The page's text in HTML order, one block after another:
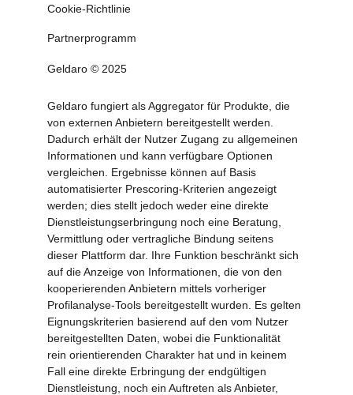
Geldaro fungiert als Aggregator für Produkte, die
von externen Anbietern bereitgestellt werden.
Dadurch erhält der Nutzer Zugang zu allgemeinen
Informationen und kann verfügbare Optionen
vergleichen. Ergebnisse können auf Basis
automatisierter Prescoring-Kriterien angezeigt
werden; dies stellt jedoch weder eine direkte
Dienstleistungserbringung noch eine Beratung,
Vermittlung oder vertragliche Bindung seitens
dieser Plattform dar. Ihre Funktion beschränkt sich
auf die Anzeige von Informationen, die von den
kooperierenden Anbietern mittels vorheriger
Profilanalyse-Tools bereitgestellt wurden. Es gelten
Eignungskriterien basierend auf den vom Nutzer
bereitgestellten Daten, wobei die Funktionalität
rein orientierenden Charakter hat und in keinem
Fall eine direkte Erbringung der endgültigen
Dienstleistung, noch ein Auftreten als Anbieter,
Geldaro © 2025
Cookie-Richtlinie
Partnerprogramm